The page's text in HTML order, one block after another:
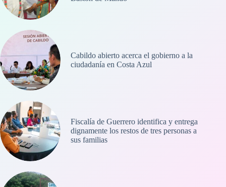
Cabildo abierto acerca el gobierno a la
ciudadanía en Costa Azul
Fiscalía de Guerrero identifica y entrega
dignamente los restos de tres personas a
sus familias